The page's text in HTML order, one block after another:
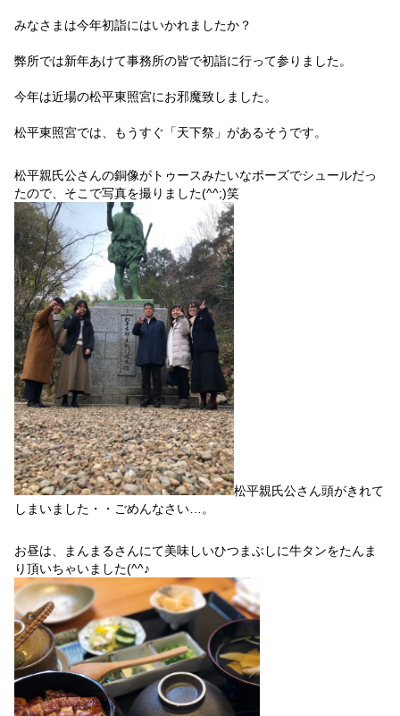
みなさまは今年初詣にはいかれましたか？
弊所では新年あけて事務所の皆で初詣に行って参りました。
今年は近場の松平東照宮にお邪魔致しました。
松平東照宮では、もうすぐ「天下祭」があるそうです。
松平親氏公さんの銅像がトゥースみたいなポーズでシュールだっ
たので、そこで写真を撮りました(^^;)笑
松平親氏公さん頭がきれて
しまいました・・ごめんなさい…。
お昼は、まんまるさんにて美味しいひつまぶしに牛タンをたんま
り頂いちゃいました(^^♪